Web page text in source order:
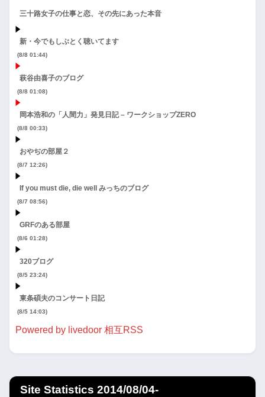
三十路女子の仕事と恋、その先にあった本音
新・今でもしぶとく聴いてます
(8/8 01:44)
萩谷由喜子のブログ
(8/8 01:08)
岡本浩和の「人間力」発見日記 – ワークショップZERO
(8/8 00:33)
おやぢの部屋２
(8/7 12:26)
If you must die, die well みっちのブログ
(8/7 08:56)
GRFのある部屋
(8/6 01:28)
320ブログ
(8/5 23:24)
東条碩夫のコンサート日記
(8/5 14:03)
Powered by livedoor 相互RSS
Site Statistics 2014/08/04-